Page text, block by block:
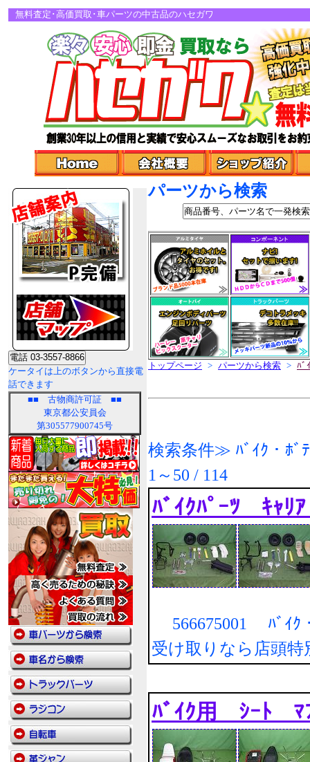
無料査定･高価買取･車パーツの中古品のハセガワ
ケータイは上のボタンから直接電
話できます
■■ 古物商許可証 ■■
東京都公安員会
第305577900745号
パーツから検索
トップページ > パーツから検索 > ﾊﾞ
検索条件≫ ﾊﾞｲｸ・ﾎﾞﾃ
1～50 / 114
ﾊﾞｲｸﾊﾟｰﾂ ｷｬ
566675001 ﾊﾞｲｸ
受け取りなら店頭特
ﾊﾞｲｸ用 ｼｰﾄ